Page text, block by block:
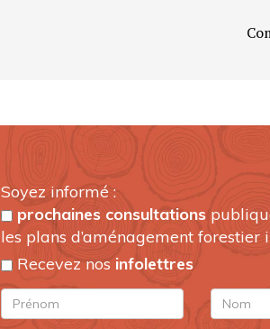
Soyez informé :
prochaines consultations
les plans d’aménagement forestier
Recevez nos infolettres